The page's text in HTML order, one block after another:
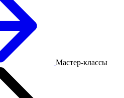
Мастер-классы